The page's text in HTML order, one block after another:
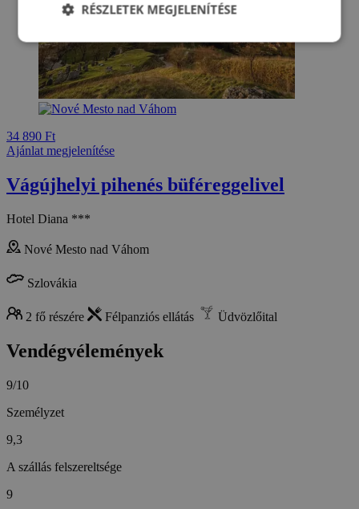
34 890 Ft
Ajánlat megjelenítése
Vágújhelyi pihenés büféreggelivel
Hotel Diana ***
Nové Mesto nad Váhom
Szlovákia
2 fő részére Félpanziós ellátás Üdvözlőital
Vendégvélemények
9/10
Személyzet
9,3
A szállás felszereltsége
9
RÉSZLETEK MEGJELENÍTÉSE